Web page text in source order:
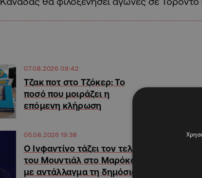
07.08.2026 09:42
Τζακ ποτ στο Τζόκερ: Το
ποσό που μοιράζει η
επόμενη κλήρωση
05.08.2026 19:38
Ο Ινφαντίνο τάζει τον τελικό
του Μουντιάλ στο Μαρόκο
με αντάλλαγμα τη δημόσια